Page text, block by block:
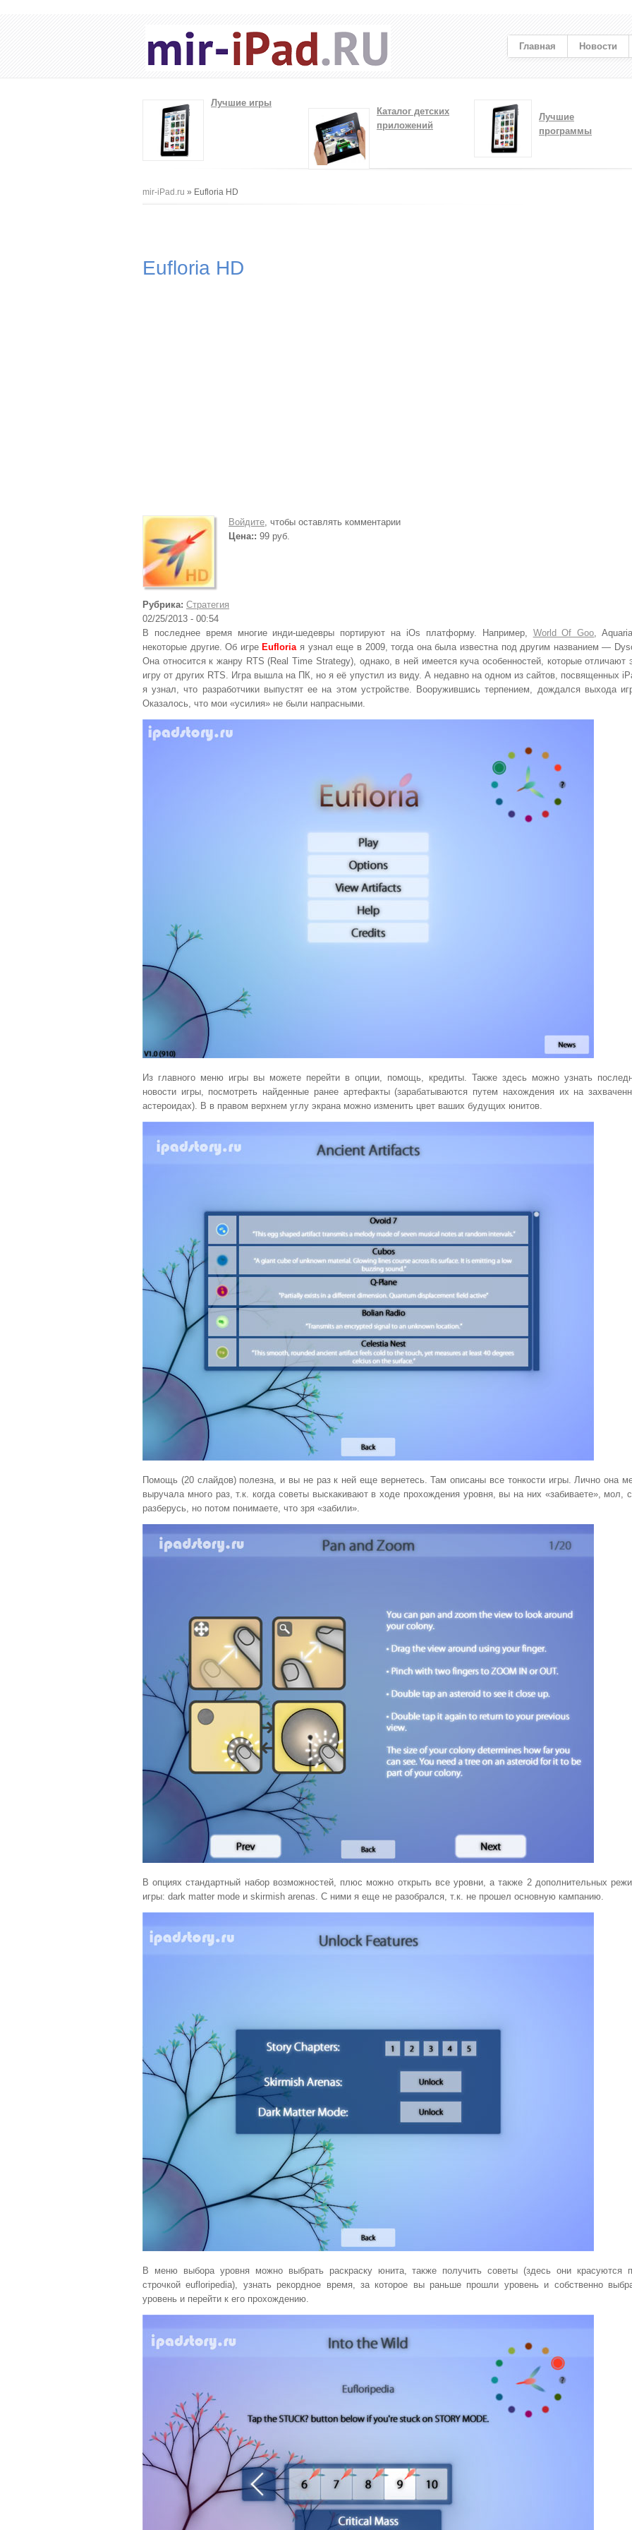
Главная Новости
Лучшие игры
Каталог детских
приложений
Лучшие
программы
Вы здесь
mir-iPad.ru » Eufloria HD
Eufloria HD
Войдите, чтобы оставлять комментарии
Цена:: 99 руб.
Рубрика: Стратегия
02/25/2013 - 00:54
В последнее время многие инди-шедевры портируют на iOs платформу. Например, World Of Goo,
некоторые другие. Об игре Eufloriaя узнал еще в 2009, тогда она была известна под другим названием —
Она относится к жанру RTS (Real Time Strategy), однако, в ней имеется куча особенностей, которые отличают
игру от других RTS. Игра вышла на ПК, но я её упустил из виду. А недавно на одном из сайтов, посвященных
я узнал, что разработчики выпустят ее на этом устройстве. Вооружившись терпением, дождался выхода
Оказалось, что мои «усилия» не были напрасными.
Из главного меню игры вы можете перейти в опции, помощь, кредиты. Также здесь можно узнать
новости игры, посмотреть найденные ранее артефакты (зарабатываются путем нахождения их на
астероидах). В в правом верхнем углу экрана можно изменить цвет ваших будущих юнитов.
Помощь (20 слайдов) полезна, и вы не раз к ней еще вернетесь. Там описаны все тонкости игры. Лично она
выручала много раз, т.к. когда советы выскакивают в ходе прохождения уровня, вы на них «забиваете», мол,
разберусь, но потом понимаете, что зря «забили».
В опциях стандартный набор возможностей, плюс можно открыть все уровни, а также 2 дополнительных
игры: dark matter mode и skirmish arenas. С ними я еще не разобрался, т.к. не прошел основную кампанию.
В меню выбора уровня можно выбрать раскраску юнита, также получить советы (здесь они красуются
строчкой eufloripedia), узнать рекордное время, за которое вы раньше прошли уровень и собственно
уровень и перейти к его прохождению.